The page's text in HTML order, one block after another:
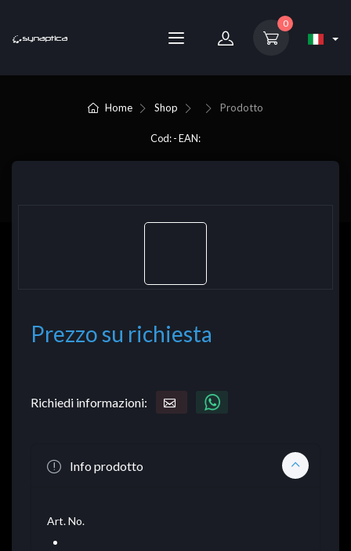
0
Home Shop Prodotto
Cod: - EAN:
Prezzo su richiesta
Richiedi informazioni:
Info prodotto
Art. No.